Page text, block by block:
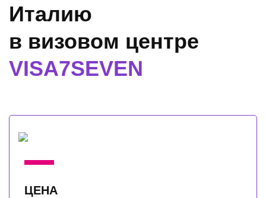
Италию
в визовом центре
VISA7SEVEN
ЦЕНА